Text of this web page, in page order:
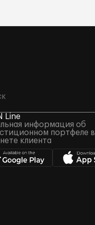
Line
информация об
портфеле в
клиента